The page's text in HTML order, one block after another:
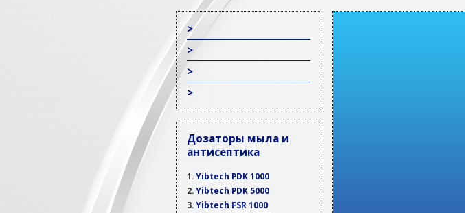
>
>
>
>
Дозаторы мыла и
антисептика
Yibtech PDK 1000
Yibtech PDK 5000
Yibtech FSR 1000